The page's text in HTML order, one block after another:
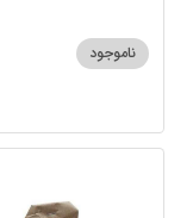
ناموجود